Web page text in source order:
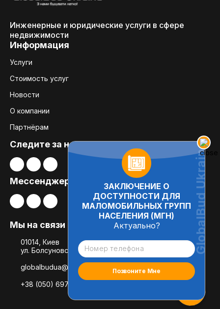
ЗАКЛЮЧЕНИЕ О
ДОСТУПНОСТИ ДЛЯ
МАЛОМОБИЛЬНЫХ ГРУПП
НАСЕЛЕНИЯ (МГН)
Актуально?
Инженерные и юридические услуги в сфере
недвижимости
Информация
Услуги
Стоимость услуг
Новости
О компании
Партнёрам
Следите за нами:
Мессенджеры
Мы на связи
01014, Киев
ул. Болсуновская, 8, офис 21
globalbudua@gmail.com
+38 (050) 697-78-54